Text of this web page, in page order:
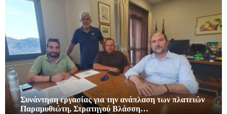
Συνάντηση εργασίας για την ανάπλαση των πλατειών
Παραμυθιώτη, Στρατηγού Βλάσση…